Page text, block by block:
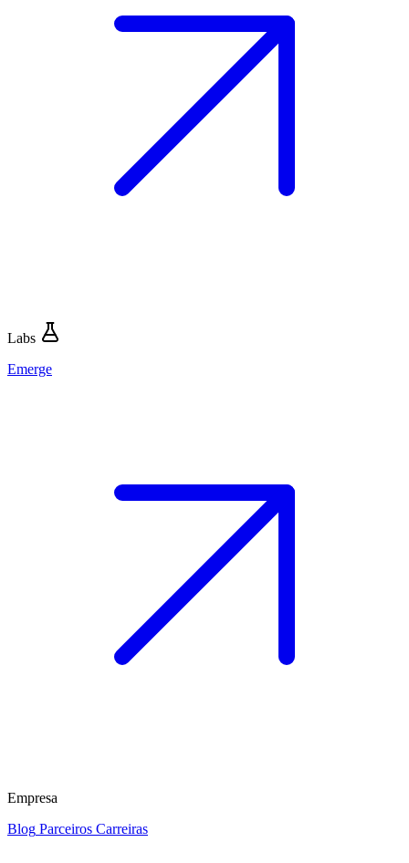
Labs
Emerge
Empresa
Blog Parceiros Carreiras